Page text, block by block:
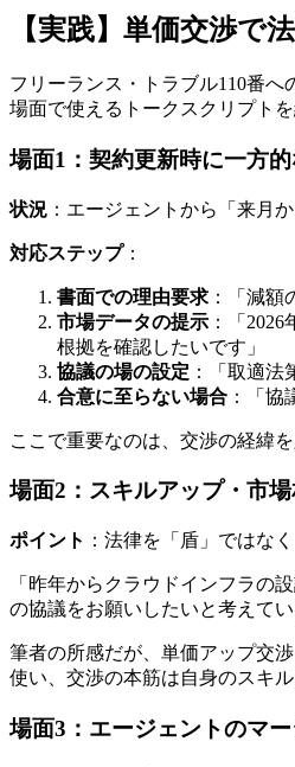
【実践】単価交渉
フリーランス・トラブル110番へ
場面で使えるトークスクリプトを
場面1：契約更新時に一方
状況 ：エージェントから「来月
対応ステップ：
書面での理由要求 ：「減
市場データの提示 ：「
根拠を確認したいです」
協議の場の設定 ：「取適
合意に至らない場合 ：「
ここで重要なのは、交渉の経緯
場面2：スキルアップ・市
ポイント ：法律を「盾」ではな
「昨年からクラウドインフラの
の協議をお願いしたいと考えて
筆者の所感だが、単価アップ交
使い、交渉の本筋は自身のスキ
場面3：エージェントのマ